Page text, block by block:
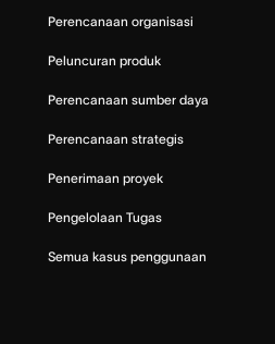
Perencanaan organisasi
Peluncuran produk
Perencanaan sumber daya
Perencanaan strategis
Penerimaan proyek
Pengelolaan Tugas
Semua kasus penggunaan